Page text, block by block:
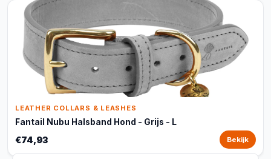
LEATHER COLLARS & LEASHES
Fantail Nubu Halsband Hond - Grijs - L
€74,93 Bekijk